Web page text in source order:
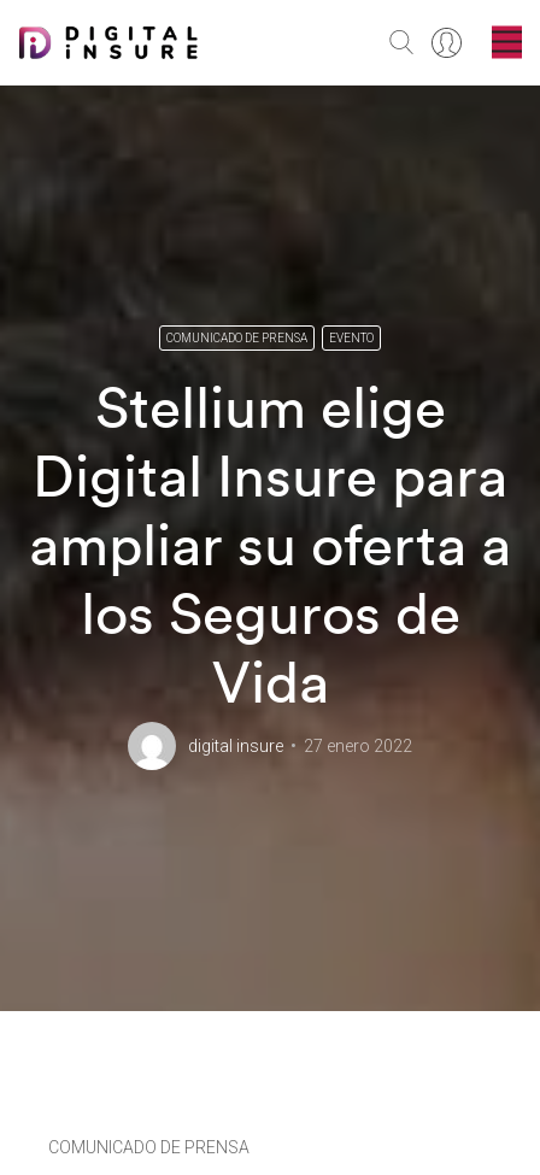
COMUNICADO DE PRENSA EVENTO
Stellium elige
Digital Insure para
ampliar su oferta a
los Seguros de
Vida
digital insure 27 enero 2022
COMUNICADO DE PRENSA